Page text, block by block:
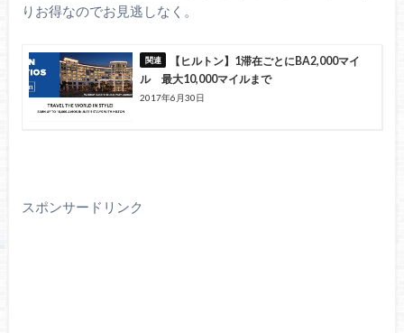
りお得なのでお見逃しなく。
【ヒルトン】1滞在ごとにBA2,000マイ
ル 最大10,000マイルまで
2017年6月30日
スポンサードリンク